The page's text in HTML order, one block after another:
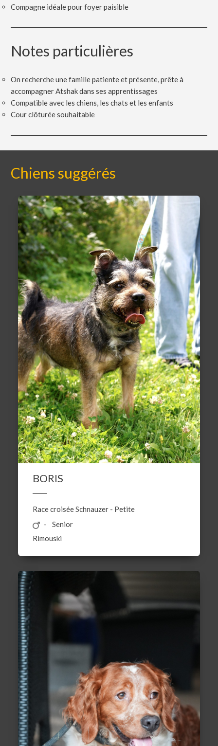
Compagne idéale pour foyer paisible
Notes particulières
On recherche une famille patiente et présente, prête à
accompagner Atshak dans ses apprentissages
Compatible avec les chiens, les chats et les enfants
Cour clôturée souhaitable
Chiens suggérés
BORIS
Race croiséeSchnauzer - Petite
Senior
Rimouski